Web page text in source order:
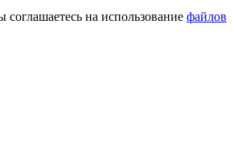
соглашаетесь на использование файлов